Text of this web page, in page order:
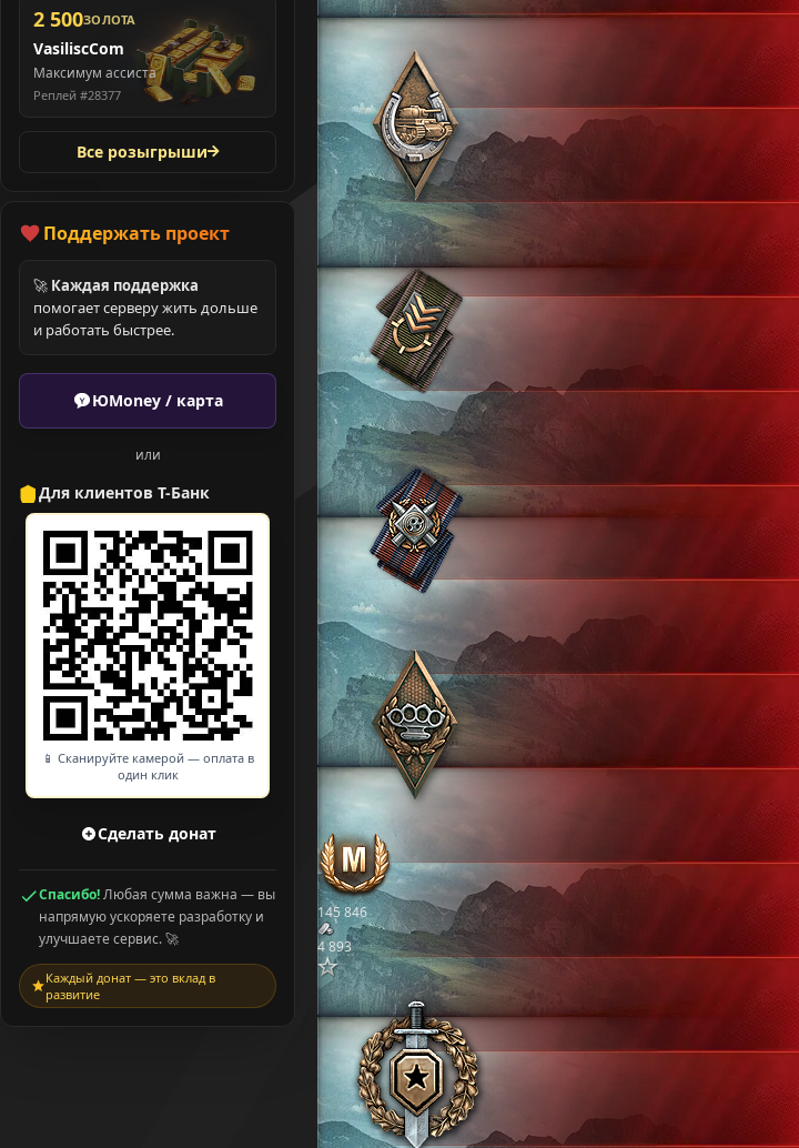
2 500ЗОЛОТА
VasiliscCom
Максимум ассиста
Реплей #28377
Все розыгрыши
Поддержать проект
🚀 Каждая поддержка
помогает серверу жить дольше
и работать быстрее.
ЮMoney / карта
или
Для клиентов Т-Банк
📱 Сканируйте камерой — оплата в
один клик
Сделать донат
Спасибо!Любая сумма важна — вы
напрямую ускоряете разработку и
улучшаете сервис. 🚀
Каждый донат — это вклад в
развитие
145 846
4 893